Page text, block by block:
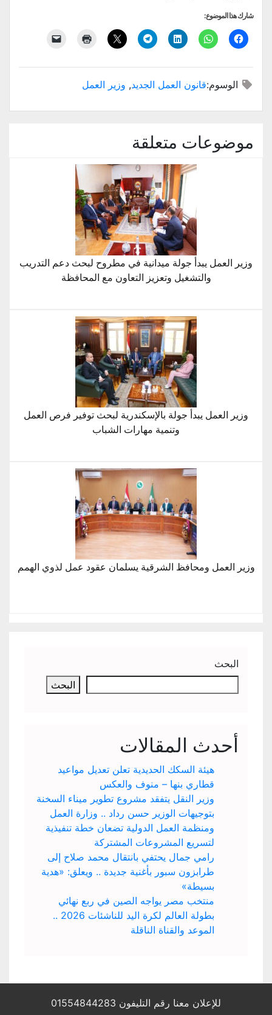
شارك هذا الموضوع:
الوسوم:قانون العمل الجديد, وزير العمل
موضوعات متعلقة
وزير العمل يبدأ جولة ميدانية في مطروح لبحث دعم التدريب
والتشغيل وتعزيز التعاون مع المحافظة
وزير العمل يبدأ جولة بالإسكندرية لبحث توفير فرص العمل
وتنمية مهارات الشباب
وزير العمل ومحافظ الشرقية يسلمان عقود عمل لذوي الهمم
البحث
البحث
أحدث المقالات
هيئة السكك الحديدية تعلن تعديل مواعيد
قطاري بنها – منوف والعكس
وزير النقل يتفقد مشروع تطوير ميناء السخنة
بتوجيهات الوزير حسن رداد .. وزارة العمل
ومنظمة العمل الدولية تضعان خطة تنفيذية
لتسريع المشروعات المشتركة
رامي جمال يحتفي بانتقال محمد صلاح إلى
طرابزون سبور بأغنية جديدة .. ويعلق: «هدية
بسيطة»
منتخب مصر يواجه الصين في ربع نهائي
بطولة العالم لكرة اليد للناشئات 2026 ..
الموعد والقناة الناقلة
للإعلان معنا رقم التليفون 01554844283